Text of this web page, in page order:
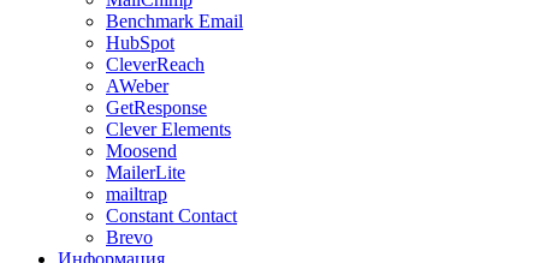
Benchmark Email
HubSpot
CleverReach
AWeber
GetResponse
Clever Elements
Moosend
MailerLite
mailtrap
Constant Contact
Brevo
Информация